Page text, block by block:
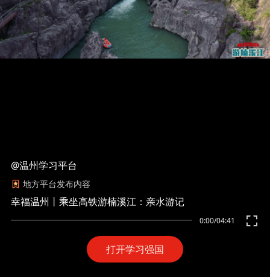
打开学习强国
0:00/04:41
@温州学习平台
地方平台发布内容
幸福温州丨乘坐高铁游楠溪江：亲水游记